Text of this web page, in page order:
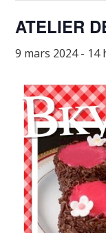
ATELIER
9 mars 2024 - 14